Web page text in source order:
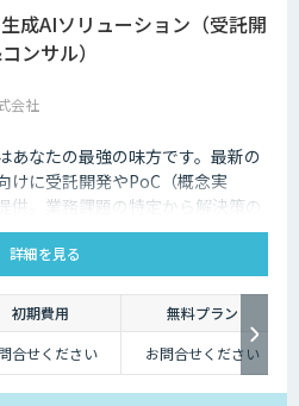
成AIソリューション（受託開
ンサル）
会社
あなたの最強の味方です。最新の
けに受託開発やPoC（概念実
供。業務課題の特定から解決策の
サポートします。
詳細を見る
初期費用
無料プラン
合せください お問合せください